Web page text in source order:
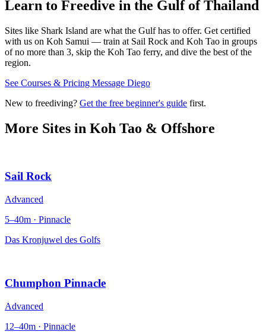
Learn to Freedive in the Gulf of Thailand
Sites like Shark Island are what the Gulf has to offer. Get certified
with us on Koh Samui — train at Sail Rock and Koh Tao in groups
of no more than 3, skip the Koh Tao ferry, and dive the best of the
region.
See Courses & Pricing Message Diego
New to freediving? Get the free beginner's guide first.
More Sites in Koh Tao & Offshore
Sail Rock
Advanced
5–40m · Pinnacle
Das Kronjuwel des Golfs
Chumphon Pinnacle
Advanced
12–40m · Pinnacle